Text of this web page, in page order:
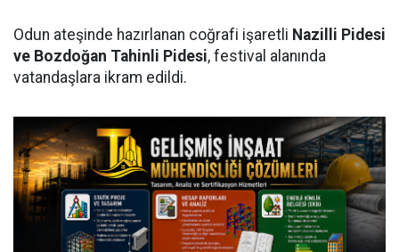
Odun ateşinde hazırlanan coğrafi işaretli Nazilli Pidesi
ve Bozdoğan Tahinli Pidesi, festival alanında
vatandaşlara ikram edildi.